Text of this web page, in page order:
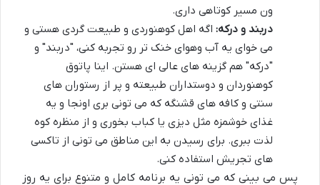
ون مسیر کوتاهی داری.
دربند و درکه: اگه اهل کوهنوردی و طبیعت گردی هستی و
می خوای یه آب وهوای خنک تر رو تجربه کنی، "دربند" و
"درکه" هم گزینه های عالی ای هستن. اینا پاتوق
کوهنوردان و دوستداران طبیعته و پر از رستوران های
سنتی و کافه های قشنگه که می تونی بری اونجا و یه
غذای خوشمزه مثل دیزی یا کباب بخوری و از منظره کوه
لذت ببری. برای رسیدن به این مناطق می تونی از تاکسی
های تجریش استفاده کنی.
پس می بینی که می تونی یه برنامه کامل و متنوع برای یه روز